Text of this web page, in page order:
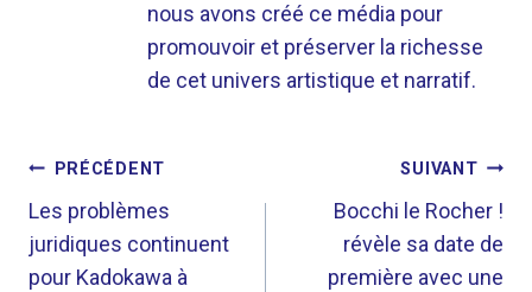
nous avons créé ce média pour
promouvoir et préserver la richesse
de cet univers artistique et narratif.
NAVIGATION
DE
L’ARTICLE
PRÉCÉDENT
Les problèmes
juridiques continuent
pour Kadokawa à
SUIVANT
Bocchi le Rocher !
révèle sa date de
première avec une